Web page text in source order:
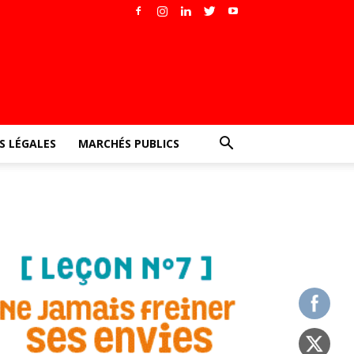
LÉGALES MARCHÉS PUBLICS